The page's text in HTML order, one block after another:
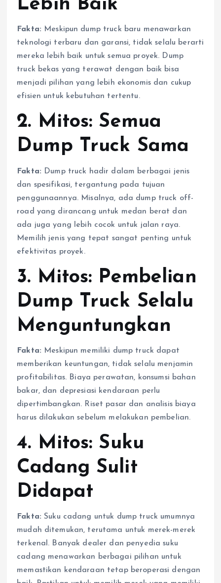
Lebih Baik
Fakta: Meskipun dump truck baru menawarkan
teknologi terbaru dan garansi, tidak selalu berarti
mereka lebih baik untuk semua proyek. Dump
truck bekas yang terawat dengan baik bisa
menjadi pilihan yang lebih ekonomis dan cukup
efisien untuk kebutuhan tertentu.
2. Mitos: Semua
Dump Truck Sama
Fakta: Dump truck hadir dalam berbagai jenis
dan spesifikasi, tergantung pada tujuan
penggunaannya. Misalnya, ada dump truck off-
road yang dirancang untuk medan berat dan
ada juga yang lebih cocok untuk jalan raya.
Memilih jenis yang tepat sangat penting untuk
efektivitas proyek.
3. Mitos: Pembelian
Dump Truck Selalu
Menguntungkan
Fakta: Meskipun memiliki dump truck dapat
memberikan keuntungan, tidak selalu menjamin
profitabilitas. Biaya perawatan, konsumsi bahan
bakar, dan depresiasi kendaraan perlu
dipertimbangkan. Riset pasar dan analisis biaya
harus dilakukan sebelum melakukan pembelian.
4. Mitos: Suku
Cadang Sulit
Didapat
Fakta: Suku cadang untuk dump truck umumnya
mudah ditemukan, terutama untuk merek-merek
terkenal. Banyak dealer dan penyedia suku
cadang menawarkan berbagai pilihan untuk
memastikan kendaraan tetap beroperasi dengan